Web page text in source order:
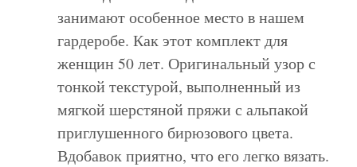
занимают особенное место в нашем
гардеробе. Как этот комплект для
женщин 50 лет. Оригинальный узор с
тонкой текстурой, выполненный из
мягкой шерстяной пряжи с альпакой
приглушенного бирюзового цвета.
Вдобавок приятно, что его легко вязать.